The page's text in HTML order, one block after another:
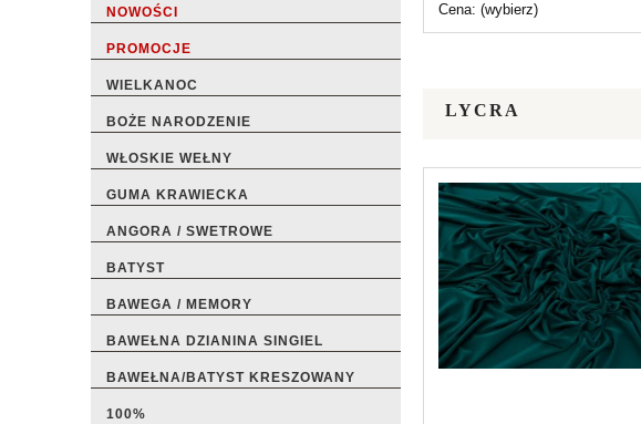
NOWOŚCI
PROMOCJE
WIELKANOC
BOŻE NARODZENIE
WŁOSKIE WEŁNY
GUMA KRAWIECKA
ANGORA / SWETROWE
BATYST
BAWEGA / MEMORY
BAWEŁNA DZIANINA SINGIEL
BAWEŁNA/BATYST KRESZOWANY
100%
Cena: (wybierz)
LYCRA